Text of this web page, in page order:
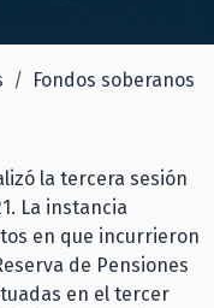
Fondos soberanos
la tercera sesión
La instancia
en que incurrieron
de Pensiones
en el tercer